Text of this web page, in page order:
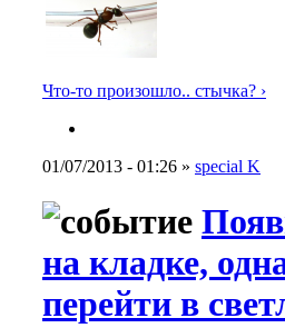
Что-то произошло.. стычка? ›
01/07/2013 - 01:26 » special K
на кладке,
перейти в